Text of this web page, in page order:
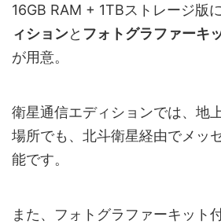
16GB RAM + 1TBストレージ版に
ィションと フォトグラファーキ
が用意。
衛星通信エディションでは、地
場所でも、北斗衛星経由でメッ
能です。
また、フォトグラファーキット